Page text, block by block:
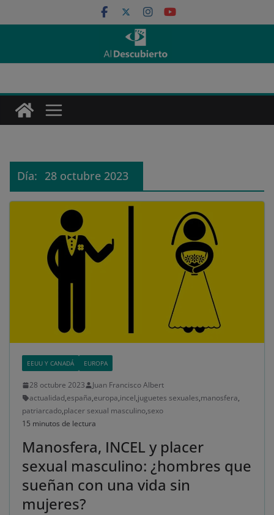
al
Día: 28 octubre 2023
EEUU Y CANADÁ EUROPA
28 octubre 2023
Juan Francisco Albert
actualidad,españa,europa,incel,juguetes sexuales,manosfera,
patriarcado,placer sexual masculino,sexo
15 minutos de lectura
Manosfera, INCEL y placer
sexual masculino: ¿hombres que
sueñan con una vida sin
mujeres?